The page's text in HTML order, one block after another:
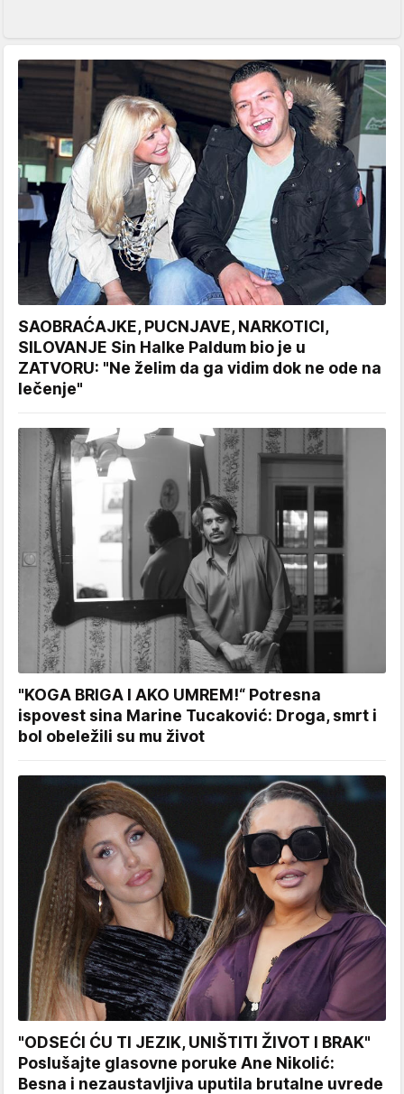
SAOBRAĆAJKE, PUCNJAVE, NARKOTICI,
SILOVANJE Sin Halke Paldum bio je u
ZATVORU: "Ne želim da ga vidim dok ne ode na
lečenje"
"KOGA BRIGA I AKO UMREM!“ Potresna
ispovest sina Marine Tucaković: Droga, smrt i
bol obeležili su mu život
"ODSEĆI ĆU TI JEZIK, UNIŠTITI ŽIVOT I BRAK"
Poslušajte glasovne poruke Ane Nikolić:
Besna i nezaustavljiva uputila brutalne uvrede